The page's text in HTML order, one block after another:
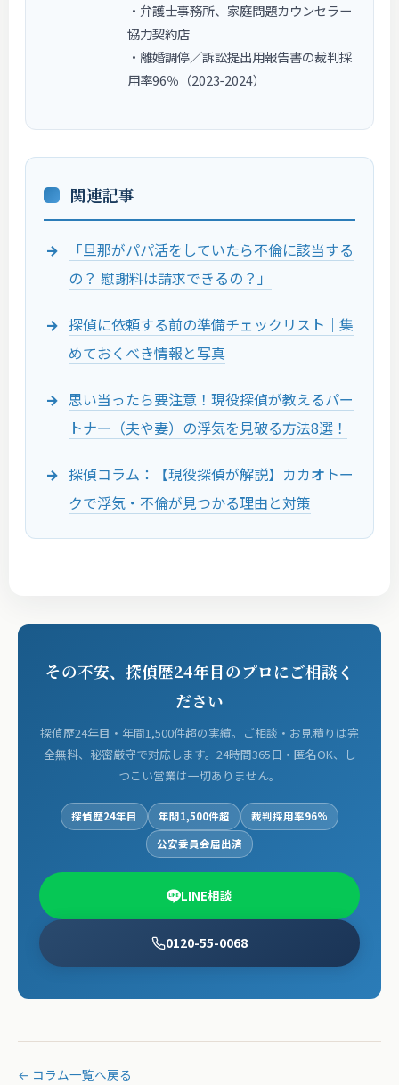
・弁護士事務所、家庭問題カウンセラー
協力契約店
・離婚調停／訴訟提出用報告書の裁判採
用率96％（2023‑2024）
関連記事
「旦那がパパ活をしていたら不倫に該当する
の？ 慰謝料は請求できるの？」
探偵に依頼する前の準備チェックリスト｜集
めておくべき情報と写真
思い当ったら要注意！現役探偵が教えるパー
トナー（夫や妻）の浮気を見破る方法8選！
探偵コラム：【現役探偵が解説】カカオトー
クで浮気・不倫が見つかる理由と対策
その不安、探偵歴24年目のプロにご相談く
ださい
探偵歴24年目・年間1,500件超の実績。ご相談・お見積りは完
全無料、秘密厳守で対応します。24時間365日・匿名OK、し
つこい営業は一切ありません。
探偵歴24年目 年間1,500件超
裁判採用率96%
公安委員会届出済
0120-55-0068
LINE相談
← コラム一覧へ戻る